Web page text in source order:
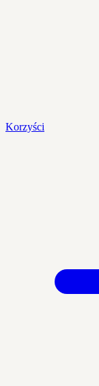
Korzyści